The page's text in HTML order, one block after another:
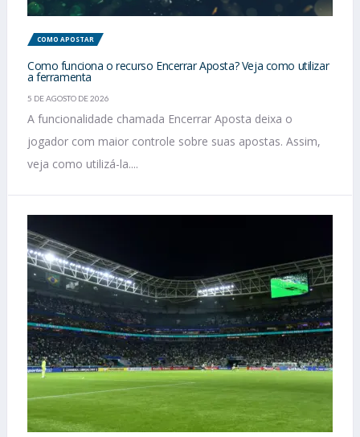
COMO APOSTAR
Como funciona o recurso Encerrar Aposta? Veja como utilizar
a ferramenta
5 DE AGOSTO DE 2026
A funcionalidade chamada Encerrar Aposta deixa o
jogador com maior controle sobre suas apostas. Assim,
veja como utilizá-la....